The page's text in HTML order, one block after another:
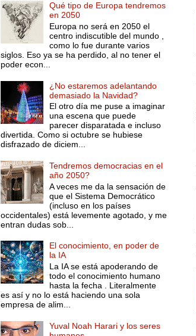
Qué tipo de Europa tendremos
en 2050
Europa no será en 2050 el
centro indiscutible del mundo ,
como lo fue durante varios
siglos. Eso ya se ha perdido, al no tener el
poder econ...
¿No estaremos adelantando
demasiado la Navidad?
El otro día me puse a imaginar
una escena que puede
parecer disparatada e incluso
divertida. Como si octubre se hubiese
disfrazado de diciem...
Tendremos democracias en el
año 2050?
A veces me da la sensación de
que el Sistema Democrático
(incluso en los países
occidentales) está levemente agotado, y me
entran dudas sob...
El conocimiento, en poder de
la IA
La IA se está apoderando de
todo el conocimiento humano
hasta la fecha . Literalmente
es así y no lo está haciendo una sola
empresa de alim...
Yuval Noah Harari y los seres